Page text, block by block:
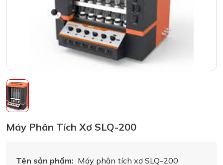
Máy Phân Tích Xơ SLQ-200
Tên sản phẩm: Máy phân tích xơ SLQ-200